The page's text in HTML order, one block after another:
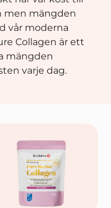
men mängden
vår moderna
Collagen är ett
mängden
varje dag.